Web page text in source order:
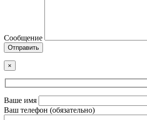
Сообщение
Отправить
×
Ваше имя
Ваш телефон (обязательно)